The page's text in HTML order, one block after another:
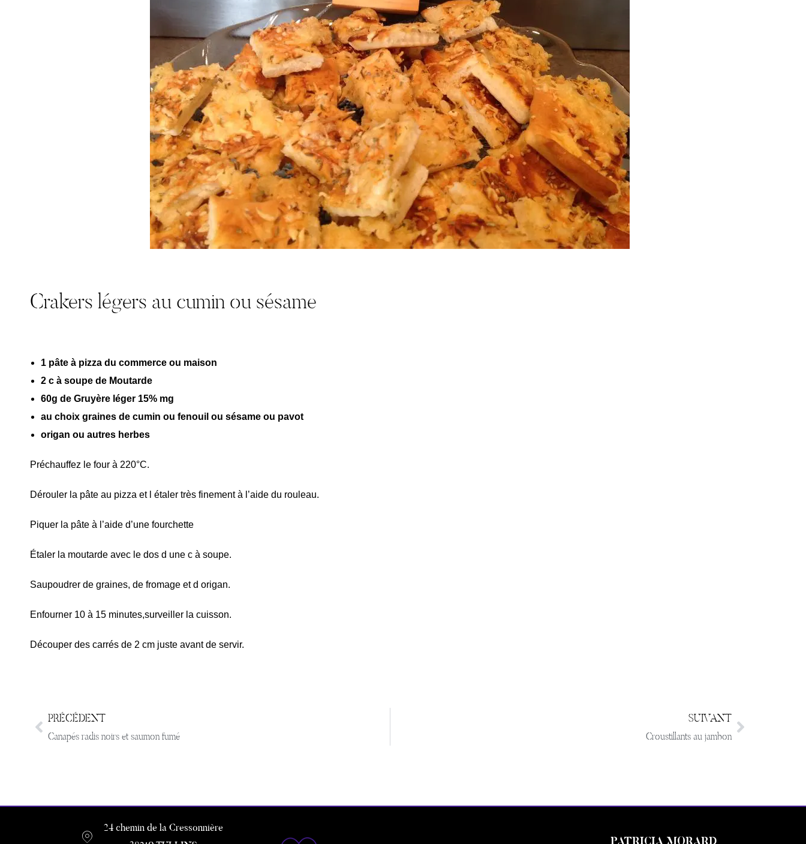
Crakers légers au cumin ou sésame
1 pâte à pizza du commerce ou maison
2 c à soupe de Moutarde
60g de Gruyère léger 15% mg
au choix graines de cumin ou fenouil ou sésame ou pavot
origan ou autres herbes
Préchauffez le four à 220°C.
Dérouler la pâte au pizza et l étaler très finement à l’aide du rouleau.
Piquer la pâte à l’aide d’une fourchette
Étaler la moutarde avec le dos d une c à soupe.
Saupoudrer de graines, de fromage et d origan.
Enfourner 10 à 15 minutes,surveiller la cuisson.
Découper des carrés de 2 cm juste avant de servir.
PRÉCÉDENT
Canapés radis noirs et saumon fumé
SUIVANT
Croustillants au jambon
24 chemin de la Cressonnière